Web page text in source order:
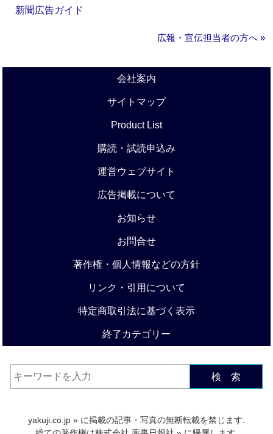
新聞広告ガイド
広報・宣伝担当者の方へ »
会社案内
サイトマップ
Product List
購読・試読申込み
運営ウェブサイト
広告掲載について
お知らせ
お問合せ
著作権・個人情報などの方針
リンク・引用について
特定商取引法に基づく表示
終了カテゴリー
検 索
yakuji.co.jp » に掲載の記事・写真の無断転載を禁じます.